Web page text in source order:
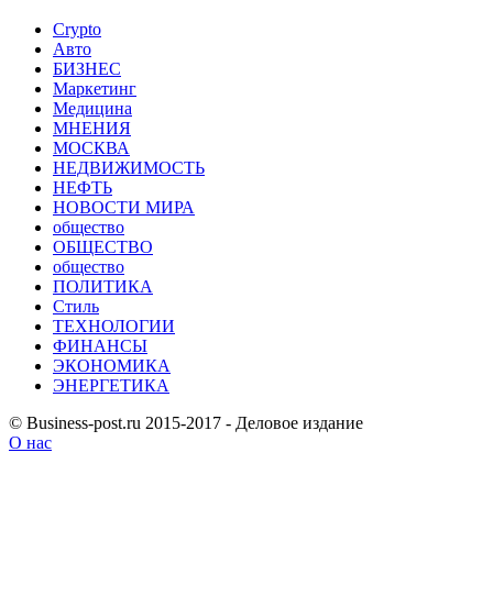
Crypto
Авто
БИЗНЕС
Маркетинг
Медицина
МНЕНИЯ
МОСКВА
НЕДВИЖИМОСТЬ
НЕФТЬ
НОВОСТИ МИРА
общество
ОБЩЕСТВО
общество
ПОЛИТИКА
Стиль
ТЕХНОЛОГИИ
ФИНАНСЫ
ЭКОНОМИКА
ЭНЕРГЕТИКА
© Business-post.ru 2015-2017 - Деловое издание
О нас